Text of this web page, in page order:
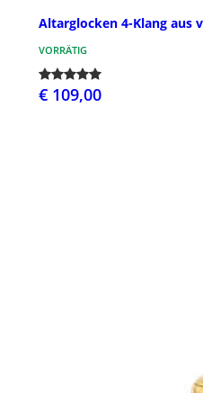
Altarglocken 4-Klang aus
VORRÄTIG
€ 109,00